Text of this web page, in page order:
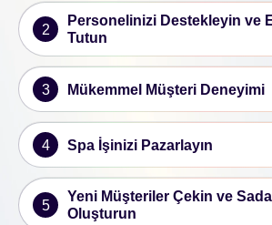
2
Personelinizi Destekleyin ve
Tutun
3 Mükemmel Müşteri Deneyimi
4 Spa İşinizi Pazarlayın
5
Yeni Müşteriler Çekin ve
Oluşturun